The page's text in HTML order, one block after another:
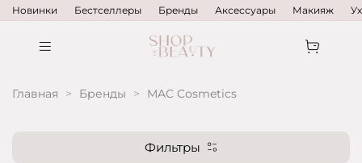
Новинки Бестселлеры Бренды Аксессуары Макияж
Главная Бренды MAC Cosmetics
Фильтры